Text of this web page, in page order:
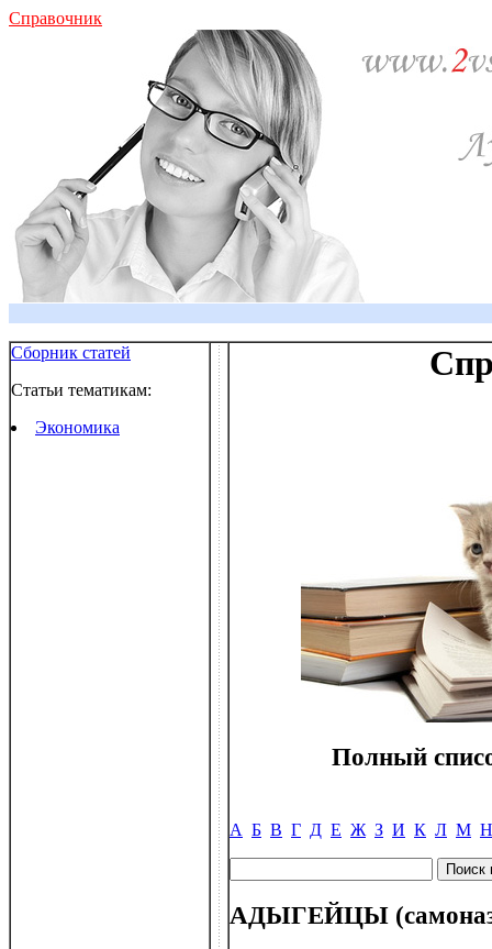
Справочник
Сборник статей
Статьи тематикам:
Экономика
Полный
А Б В Г Д Е Ж З И К Л М Н
АДЫГЕЙЦЫ